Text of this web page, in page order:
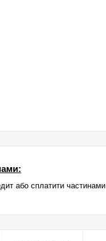
або сплатити частинами